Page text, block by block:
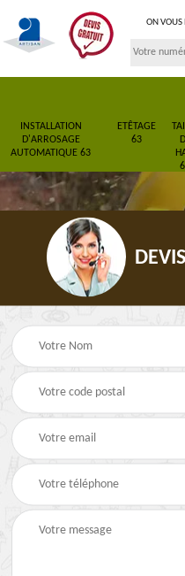
ON VOUS
INSTALLATION
D'ARROSAGE
AUTOMATIQUE 63
ETÊTAGE
63
Pose de gazon
rouleau 63